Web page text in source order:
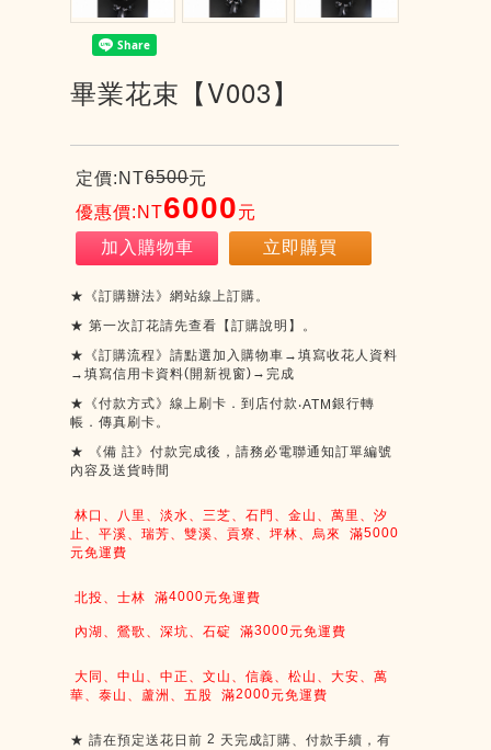
畢業花束【V003】
定價:NT6500元
優惠價:NT6000元
加入購物車
立即購買
★《訂購辦法》網站線上訂購。
★ 第一次訂花請先查看【訂購說明】。
★《訂購流程》請點選加入購物車→填寫收花人資料
→填寫信用卡資料(開新視窗) → 完成
★《付款方式》線上刷卡．到店付款 ‧ATM 銀行轉
帳．傳真刷卡。
★
《備 註》付款完成後，請務必電聯通知訂單編號
內容及送貨時間
林口、八里、淡水、三芝、石門、金山、萬里、汐
止、平溪、瑞芳、雙溪、貢寮、坪林、烏來
滿5000
元免運費
北投、士林 滿4000元免運費
內湖、鶯歌、深坑、石碇 滿3000元免運費
大同、中山、中正、文山、信義、松山、大安、萬
華、泰山、蘆洲、五股
滿2000元免運費
★ 請在預定送花日前 2 天完成訂購、付款手續，有